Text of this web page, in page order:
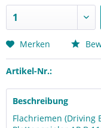
Merken
Artikel-Nr.:
Beschreibung
Flachriemen (Driving